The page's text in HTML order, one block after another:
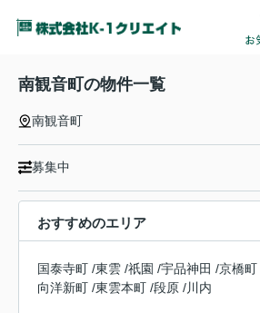
南観音町の物件一覧
南観音町
募集中
おすすめのエリア
国泰寺町 /東雲 /祇園 /宇品神田 /京橋町
向洋新町 /東雲本町 /段原 /川内